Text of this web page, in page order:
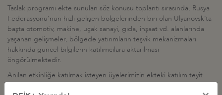
Taslak programı ekte sunulan söz konusu toplantı sırasında, Rusya
Federasyonu’nun hızlı gelişen bölgelerinden biri olan Ulyanovsk’ta
başta otomotiv, makine, uçak sanayi, gıda, inşaat vd. alanlarında
yaşanan gelişmeler, bölgede yatırımların teşvik mekanizmaları
hakkında güncel bilgilerin katılımcılara aktarılması
öngörülmektedir.
Anılan etkinliğe katılmak isteyen üyelerimizin ekteki katılım teyit
formunu doldurarak, en geç 2 Aralık 2013, Pazartesi günü mesai